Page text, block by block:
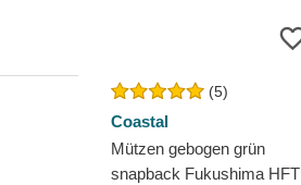
(5)
Coastal
Mützen gebogen grün
snapback Fukushima HFT